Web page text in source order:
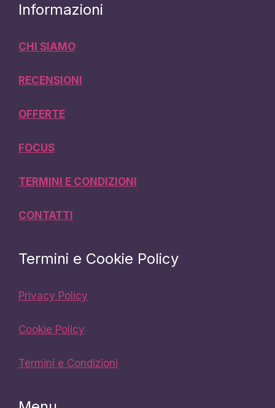
Informazioni
CHI SIAMO
RECENSIONI
OFFERTE
FOCUS
TERMINI E CONDIZIONI
CONTATTI
Termini e Cookie Policy
Privacy Policy
Cookie Policy
Termini e Condizioni